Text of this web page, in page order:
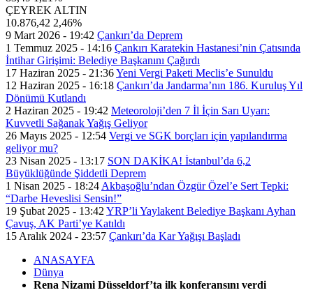
ÇEYREK ALTIN
10.876,42 2,46%
9 Mart 2026 - 19:42 Çankırı’da Deprem
1 Temmuz 2025 - 14:16 Çankırı Karatekin Hastanesi’nin Çatısında
İntihar Girişimi: Belediye Başkanını Çağırdı
17 Haziran 2025 - 21:36Yeni Vergi Paketi Meclis’e Sunuldu
12 Haziran 2025 - 16:18 Çankırı’da Jandarma’nın 186. Kuruluş Yıl
Dönümü Kutlandı
2 Haziran 2025 - 19:42 Meteoroloji’den 7 İl İçin Sarı Uyarı:
Kuvvetli Sağanak Yağış Geliyor
26 Mayıs 2025 - 12:54 Vergi ve SGK borçları için yapılandırma
geliyor mu?
23 Nisan 2025 - 13:17 SON DAKİKA! İstanbul’da 6,2
Büyüklüğünde Şiddetli Deprem
1 Nisan 2025 - 18:24 Akbaşoğlu’ndan Özgür Özel’e Sert Tepki:
“Darbe Heveslisi Sensin!”
19 Şubat 2025 - 13:42 YRP’li Yaylakent Belediye Başkanı Ayhan
Çavuş, AK Parti’ye Katıldı
15 Aralık 2024 - 23:57 Çankırı’da Kar Yağışı Başladı
ANASAYFA
Dünya
Rena Nizami Düsseldorf’ta ilk konferansını verdi